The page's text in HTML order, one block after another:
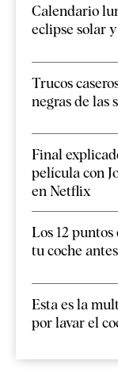
Calendario
eclipse solar
Trucos
negras de las
Final
película con
en Netflix
Los 12 puntos
tu coche
Esta es la
por lavar el